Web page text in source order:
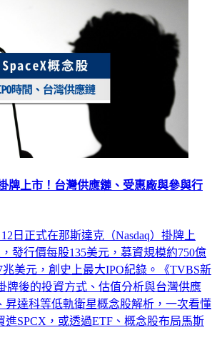
牌上市！台灣供應鏈、受惠廠與參與行
日正式在那斯達克（Nasdaq）掛牌上
發行價每股135美元，募資規模約750億
美元，創史上最大IPO紀錄。《TVBS新
牌後的投資方式、估值分析與台灣供應
達科等低軌衛星概念股解析，一次看懂
SPCX，或透過ETF、概念股布局馬斯